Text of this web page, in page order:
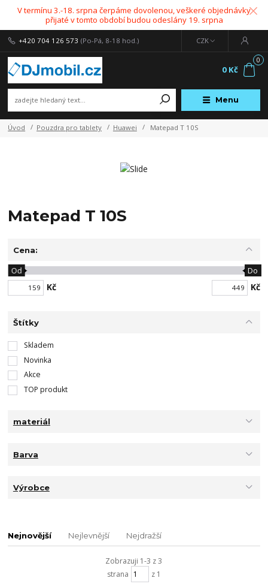
V termínu 3.-18. srpna čerpáme dovolenou, veškeré objednávky
přijaté v tomto období budou odeslány 19. srpna
Menu
CZK
+420 704 126 573 (Po-Pá, 8-18 hod.)
0
0 Kč
Úvod Pouzdra pro tablety Huawei Matepad T 10S
Matepad T 10S
Cena:
Kč
Od Do
Kč
Štítky
Skladem
Novinka
Akce
TOP produkt
materiál
Barva
Výrobce
Nejnovější Nejlevnější Nejdražší
Zobrazuji 1-3 z 3
strana
z 1